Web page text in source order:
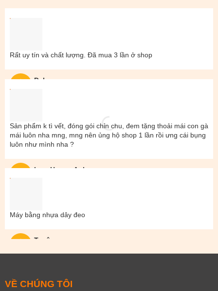
Đal
Rất uy tín và chất lượng. Đã mua 3 lần ở shop
Lam Hoang Anh
Sản phẩm k tì vết, đóng gói chỉn chu, đem tặng thoải mái con gà
mái luôn nha mng, mng nên ủng hộ shop 1 lần rồi ưng cái bụng
luôn như mình nha ?
Tuyên
Máy bằng nhựa dây đeo
VỀ CHÚNG TÔI